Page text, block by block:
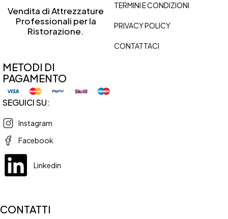
Vendita di Attrezzature
Professionali per la
Ristorazione.
TERMINI E CONDIZIONI
PRIVACY POLICY
CONTATTACI
METODI DI
PAGAMENTO
SEGUICI SU:
Instagram
Facebook
Linkedin
CONTATTI